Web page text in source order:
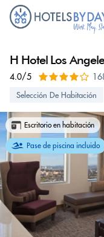
H Hotel Los
4.0/5
Selección De Habitación
Escritorio en habitación
Pase de piscina incluido